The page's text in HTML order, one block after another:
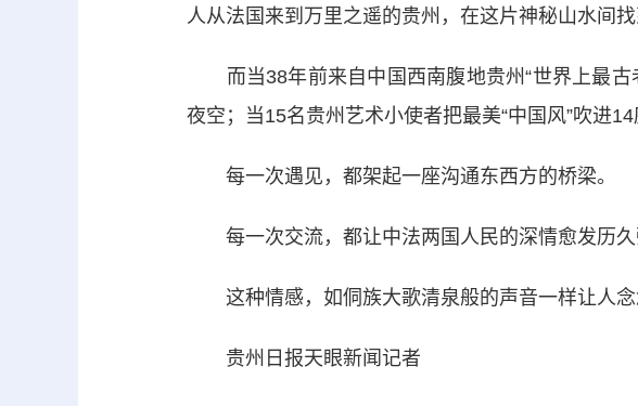
人从法国来到万里之遥的贵州，在这片神秘山水间
而当38年前来自中国西南腹地贵州“世界上最古
夜空；当15名贵州艺术小使者把最美“中国风”吹进
每一次遇见，都架起一座沟通东西方的桥梁。
每一次交流，都让中法两国人民的深情愈发历久
这种情感，如侗族大歌清泉般的声音一样让人念
贵州日报天眼新闻记者